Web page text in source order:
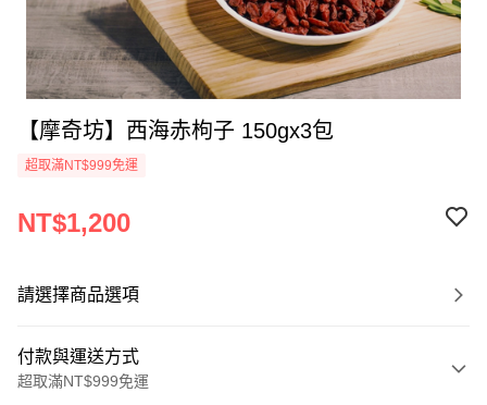
【摩奇坊】西海赤枸子 150gx3包
超取滿NT$999免運
NT$1,200
請選擇商品選項
付款與運送方式
超取滿NT$999免運